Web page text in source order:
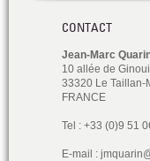
CONTACT
Jean-Marc
10 allée de
33320 Le Taillan-
FRANCE
Tel : +33 (0)9 51
E-mail :